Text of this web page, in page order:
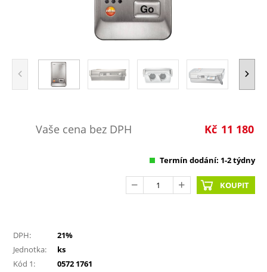
Vaše cena bez DPH 11 180
Kč
Termín dodání: 1-2 týdny
KOUPIT
DPH:
21%
Jednotka:
ks
Kód 1:
0572 1761